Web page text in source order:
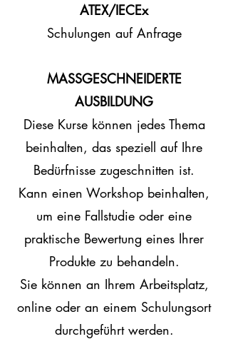
ATEX/IECEx
Schulungen auf Anfrage
MASSGESCHNEIDERTE
AUSBILDUNG
Diese Kurse können jedes Thema
beinhalten, das speziell auf Ihre
Bedürfnisse zugeschnitten ist.
Kann einen Workshop beinhalten,
um eine Fallstudie oder eine
praktische Bewertung eines Ihrer
Produkte zu behandeln.
Sie können an Ihrem Arbeitsplatz,
online oder an einem Schulungsort
durchgeführt werden.